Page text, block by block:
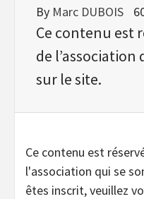
By Marc DUBOIS
Ce contenu est
de
sur le site.
Ce contenu est
l'association qui se
êtes inscrit, veuillez